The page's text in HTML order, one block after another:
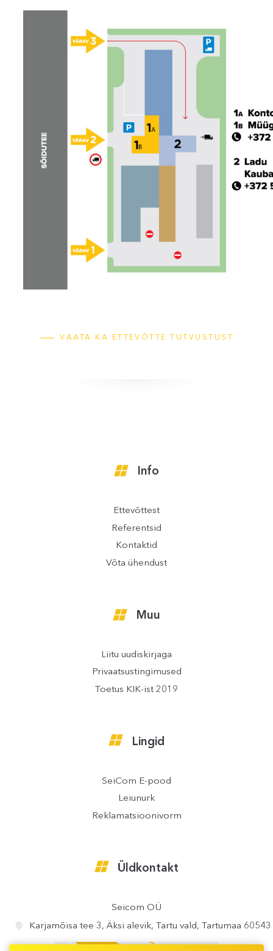
VAATA KA ETTEVÕTTE TUTVUSTUST
Info
Ettevõttest
Referentsid
Kontaktid
Võta ühendust
Muu
Liitu uudiskirjaga
Privaatsustingimused
Toetus KIK-ist 2019
Lingid
SeiCom E-pood
Leiunurk
Reklamatsioonivorm
Üldkontakt
Seicom OÜ
Karjamõisa tee 3, Äksi alevik, Tartu vald, Tartumaa 60543